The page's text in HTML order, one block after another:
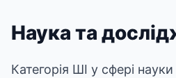
Наука та
Категорія ШІ у сфері